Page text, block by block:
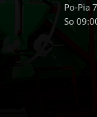
Po-Pia
So